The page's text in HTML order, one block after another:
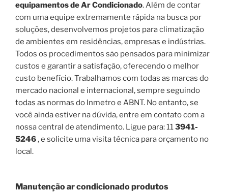
equipamentos de Ar Condicionado. Além de contar
com uma equipe extremamente rápida na busca por
soluções, desenvolvemos projetos para climatização
de ambientes em residências, empresas e indústrias.
Todos os procedimentos são pensados para minimizar
custos e garantir a satisfação, oferecendo o melhor
custo benefício. Trabalhamos com todas as marcas do
mercado nacional e internacional, sempre seguindo
todas as normas do Inmetro e ABNT. No entanto, se
você ainda estiver na dúvida, entre em contato com a
nossa central de atendimento. Ligue para: 113941-
5246, e solicite uma visita técnica para orçamento no
local.
Manutenção ar condicionado produtos